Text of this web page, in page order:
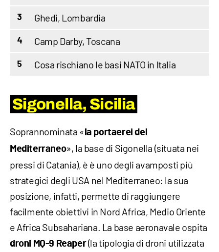
3 Ghedi, Lombardia
4 Camp Darby, Toscana
5 Cosa rischiano le basi NATO in Italia
Sigonella, Sicilia
Soprannominata « la portaerei del
Mediterraneo», la base di Sigonella (situata nei
pressi di Catania), è è uno degli avamposti più
strategici degli USA nel Mediterraneo: la sua
posizione, infatti, permette di raggiungere
facilmente obiettivi in Nord Africa, Medio Oriente
e Africa Subsahariana. La base aeronavale ospita
droni MQ-9 Reaper(la tipologia di droni utilizzata